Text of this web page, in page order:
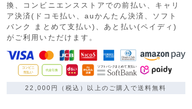
換、コンビニエンスストアでの前払い、キャリ
ア決済(ドコモ払い、auかんたん決済、ソフト
バンク まとめて支払い)、あと払い(ペイディ)
がご利用いただけます。
22,000円（税込）以上のご購入で送料無料